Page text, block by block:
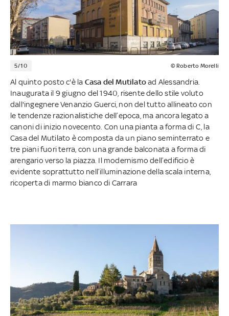
5/10 © Roberto Morelli
Al quinto posto c'è la Casa del Mutilatoad Alessandria.
Inaugurata il 9 giugno del 1940, risente dello stile voluto
dall'ingegnere Venanzio Guerci, non del tutto allineato con
le tendenze razionalistiche dell’epoca, ma ancora legato a
canoni di inizio novecento. Con una pianta a forma di C, la
Casa del Mutilato è composta da un piano seminterrato e
tre piani fuori terra, con una grande balconata a forma di
arengario verso la piazza. Il modernismo dell’edificio è
evidente soprattutto nell’illuminazione della scala interna,
ricoperta di marmo bianco di Carrara